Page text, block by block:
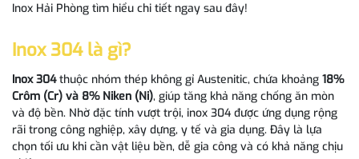
Inox Hải Phòng tìm hiểu chi tiết ngay sau đây!
Inox 304 là gì?
Inox 304thuộc nhóm thép không gỉ Austenitic, chứa khoảng 18%
Crôm (Cr) và 8% Niken (Ni), giúp tăng khả năng chống ăn mòn
và độ bền. Nhờ đặc tính vượt trội, inox 304 được ứng dụng rộng
rãi trong công nghiệp, xây dựng, y tế và gia dụng. Đây là lựa
chọn tối ưu khi cần vật liệu bền, dễ gia công và có khả năng chịu